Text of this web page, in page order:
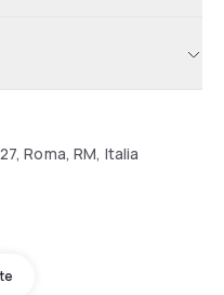
Roma, RM, Italia